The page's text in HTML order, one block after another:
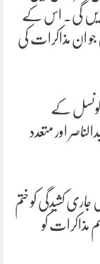
کریں گی۔ اس کے
ہیں جو ان مذاکرات کی
کونسل کے
اور متعدد
کشیدگی کو ختم
مذاکرات کو